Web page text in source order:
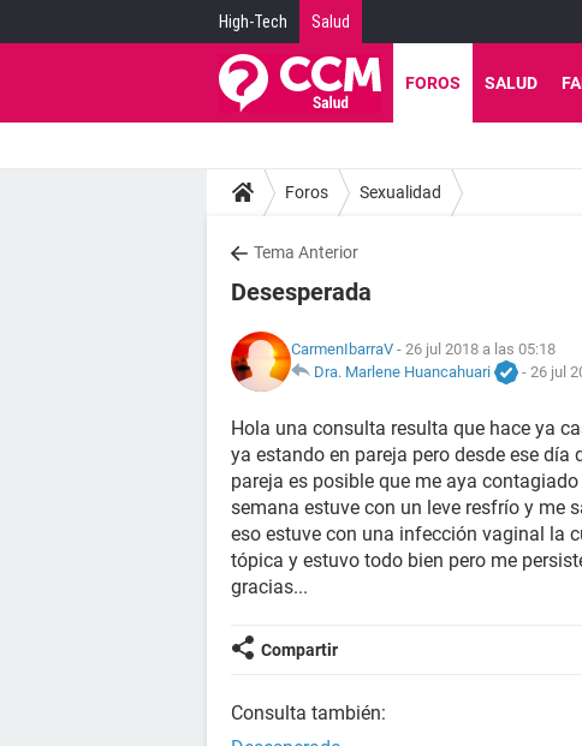
High-Tech Salud
FOROS SALUD
Foros Sexualidad
Tema Anterior
Desesperada
CarmenIbarraV - 26 jul 2018 a las 05:18
Dra. Marlene Huancahuari
- 26 jul
Hola una consulta resulta que hace ya
ya estando en pareja pero desde ese
pareja es posible que me aya
semana estuve con un leve resfrío y me
eso estuve con una infección vaginal la
tópica y estuvo todo bien pero me
gracias...
Compartir
Consulta también: